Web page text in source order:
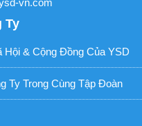
vn.com
Ty
Hội & Cộng Đồng Của YSD
Ty Trong Cùng Tập Đoàn